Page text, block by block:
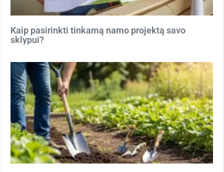
Kaip pasirinkti tinkamą namo projektą savo
sklypui?